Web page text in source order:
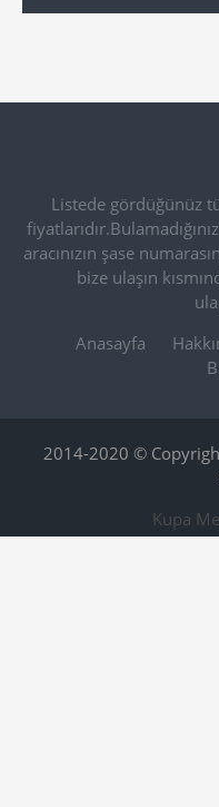
Listede gördüğünüz
aracınızın şase
bize ulaşın
Anasayfa
2014-2020 ©
Kupa